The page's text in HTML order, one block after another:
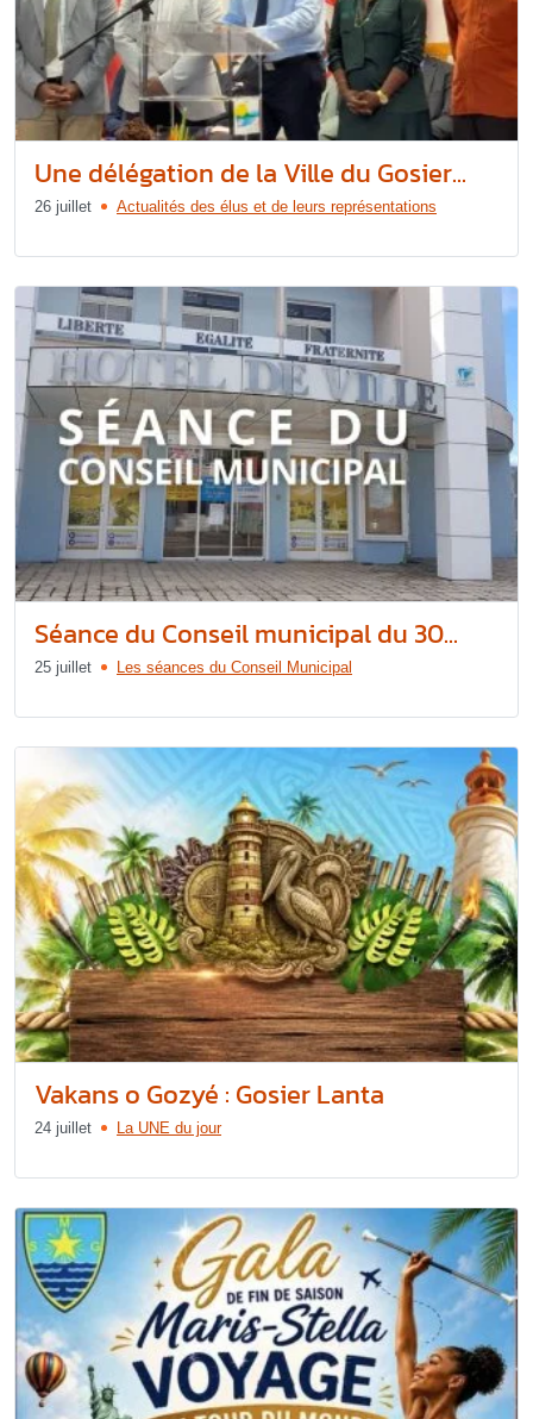
Une délégation de la Ville du Gosier...
26 juillet Actualités des élus et de leurs représentations
Séance du Conseil municipal du 30...
25 juillet Les séances du Conseil Municipal
Vakans o Gozyé : Gosier Lanta
24 juillet La UNE du jour